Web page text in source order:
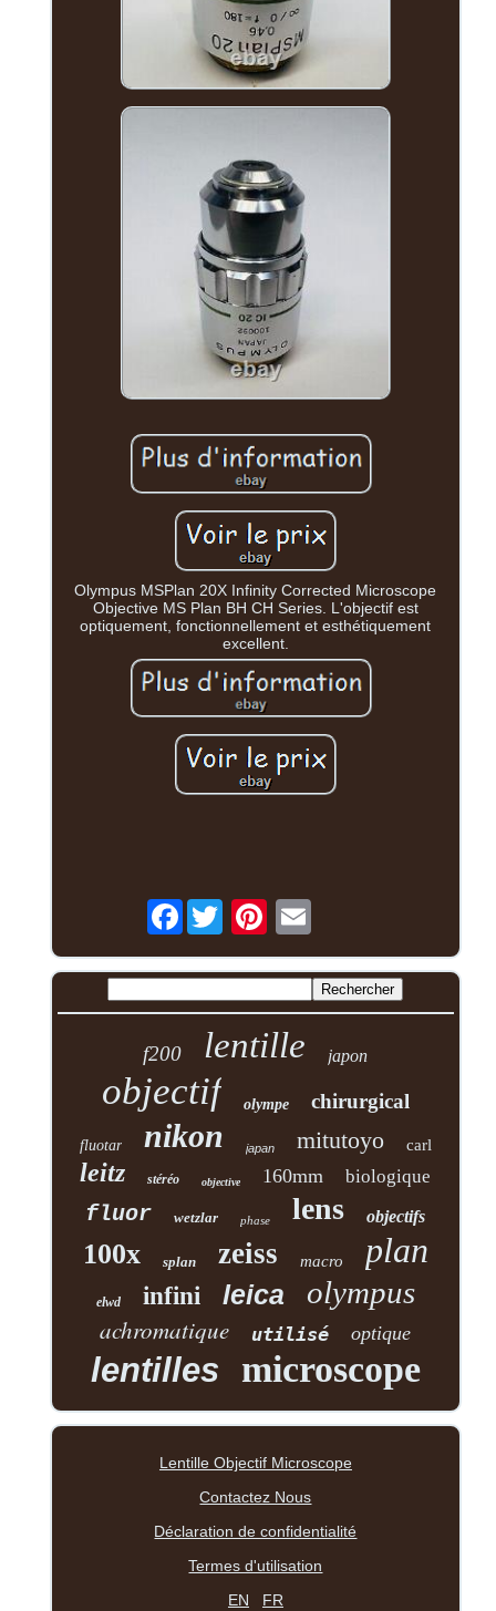
Olympus MSPlan 20X Infinity Corrected Microscope
Objective MS Plan BH CH Series. L'objectif est
optiquement, fonctionnellement et esthétiquement
excellent.
Facebook
f200 lentille japon
objectif olympe chirurgical
fluotar nikon japan mitutoyo carl
leitz stéréo objective 160mm biologique
fluor wetzlar phase lens objectifs
100x splan zeiss macro plan
elwd infini leica olympus
achromatique utilisé optique
lentilles microscope
Lentille Objectif Microscope
Contactez Nous
Déclaration de confidentialité
Termes d'utilisation
EN
FR